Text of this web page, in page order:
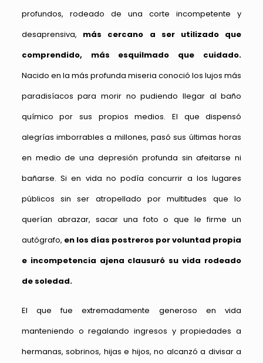
profundos, rodeado de una corte incompetente y
desaprensiva, más cercano a ser utilizado que
comprendido, más esquilmado que cuidado.
Nacido en la más profunda miseria conoció los lujos más
paradisíacos para morir no pudiendo llegar al baño
químico por sus propios medios. El que dispensó
alegrías imborrables a millones, pasó sus últimas horas
en medio de una depresión profunda sin afeitarse ni
bañarse. Si en vida no podía concurrir a los lugares
públicos sin ser atropellado por multitudes que lo
querían abrazar, sacar una foto o que le firme un
autógrafo, en los días postreros por voluntad propia
e incompetencia ajena clausuró su vida rodeado
de soledad.
El que fue extremadamente generoso en vida
manteniendo o regalando ingresos y propiedades a
hermanas, sobrinos, hijas e hijos, no alcanzó a divisar a